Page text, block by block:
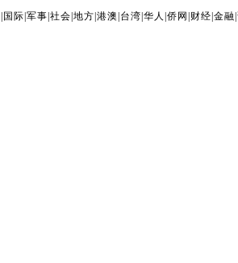
国际 |军事 |社会 |地方 |港澳 台湾 |华人 |侨网 财经 |金融 |